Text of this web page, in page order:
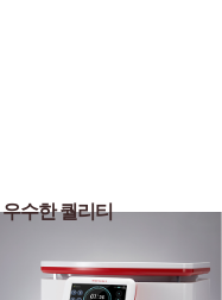
우수한 퀄리티